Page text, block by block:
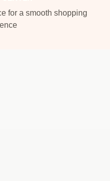
for a smooth shopping